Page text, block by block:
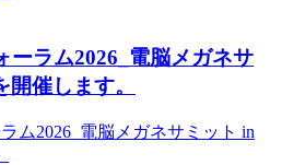
ーラム2026_電脳メガネサ
開催します。
ム2026_電脳メガネサミット in